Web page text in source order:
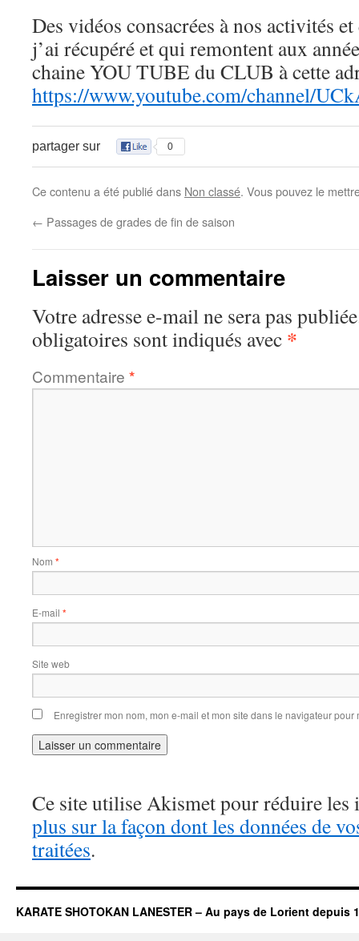
Des vidéos consacrées à nos activités
j’ai récupéré et qui remontent aux
chaine YOU TUBE du CLUB à cette
https://www.youtube.com/channel/
partager sur 0
Ce contenu a été publié dans Non classé. Vous pouvez le
← Passages de grades de fin de saison
Laisser un commentaire
Votre adresse e-mail ne sera pas
obligatoires sont indiqués avec *
Commentaire *
Nom *
E-mail *
Site web
Enregistrer mon nom, mon e-mail et mon site dans le navigateur
Ce site utilise Akismet pour réduire les
plus sur la façon dont les données de
traitées.
KARATE SHOTOKAN LANESTER – Au pays de Lorient depuis